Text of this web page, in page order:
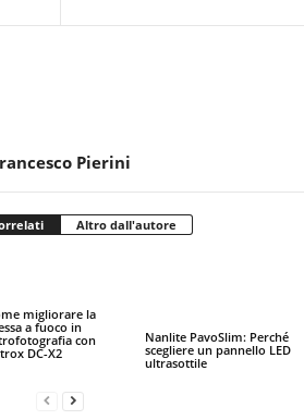
Pierini
Altro dall'autore
migliorare la
a fuoco in
con
DC-X2
Nanlite PavoSlim: Perché
scegliere un pannello LED
ultrasottile